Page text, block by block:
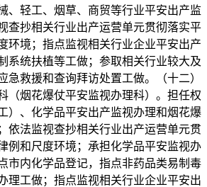
、轻工、烟草、商贸等行业平安出产监
查抄相关行业出产运营单元贯彻落实平
环境；指点监视相关行业企业平安出产
系统扶植等工做；参取相关行业较大及
急救援和查询拜访处置工做。（十二）
（烟花爆仗平安监视办理科）。担任权
）、化学品平安出产监视办理和烟花爆
依法监视查抄相关行业出产运营单元贯
例和尺度环境；承担化学品平安监视办
市内化学品登记，指点非药品类易制毒
理工做；指点监视相关行业企业平安出